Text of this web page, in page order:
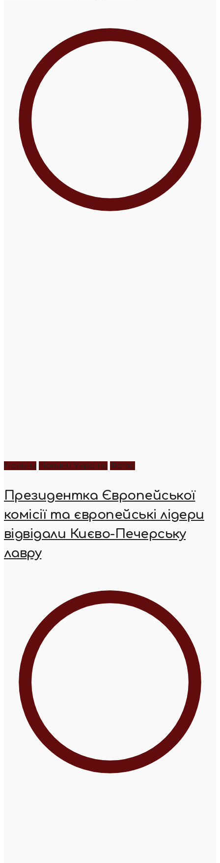
Новини Новини України Фото
Президентка Європейської
комісії та європейські лідери
відвідали Києво-Печерську
лавру